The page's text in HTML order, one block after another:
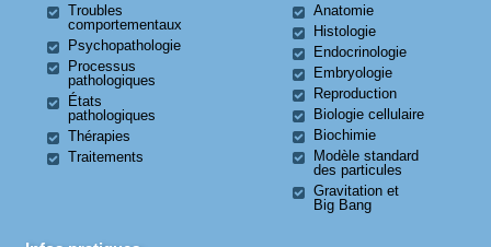
Troubles
comportementaux
Psychopathologie
Processus
pathologiques
États
pathologiques
Thérapies
Traitements
Anatomie
Histologie
Endocrinologie
Embryologie
Reproduction
Biologie cellulaire
Biochimie
Modèle standard
des particules
Gravitation et
Big Bang